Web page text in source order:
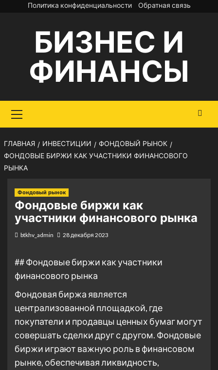
Перейти
содержимому
Политика конфиденциальности Обратная связь
БИЗНЕС И
ФИНАНСЫ
меню
ГЛАВНАЯ ИНВЕСТИЦИИ
ФОНДОВЫЙ РЫНОК
ФОНДОВЫЕ БИРЖИ КАК УЧАСТНИКИ ФИНАНСОВОГО
РЫНКА
Фондовый рынок
Фондовые биржи как
участники финансового рынка
btkhv_admin 28 декабря 2023
## Фондовые биржи как участники
финансового рынка
Фондовая биржа является
централизованной площадкой, где
покупатели и продавцы ценных бумаг могут
совершать сделки друг с другом. Фондовые
биржи играют важную роль в финансовом
рынке, обеспечивая ликвидность,